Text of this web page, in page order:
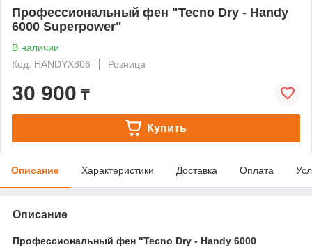
Профессиональный фен "Tecno Dry - Handy
6000 Superpower"
В наличии
Код: HANDYX806
Розница
30 900 ₸
Купить
Описание Характеристики Доставка Оплата
Описание
Профессиональный фен "Tecno Dry - Handy 6000